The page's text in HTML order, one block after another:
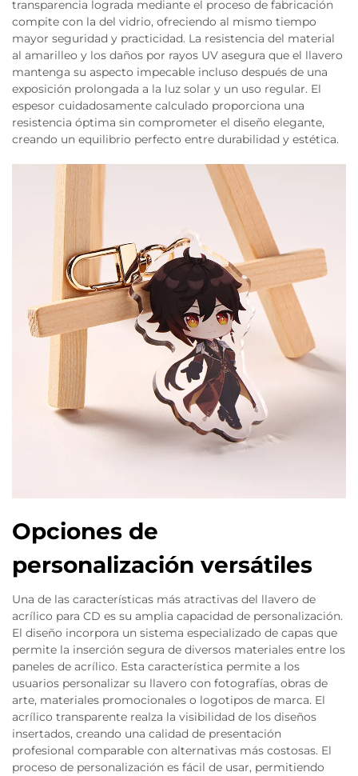
transparencia lograda mediante el proceso de fabricación
compite con la del vidrio, ofreciendo al mismo tiempo
mayor seguridad y practicidad. La resistencia del material
al amarilleo y los daños por rayos UV asegura que el llavero
mantenga su aspecto impecable incluso después de una
exposición prolongada a la luz solar y un uso regular. El
espesor cuidadosamente calculado proporciona una
resistencia óptima sin comprometer el diseño elegante,
creando un equilibrio perfecto entre durabilidad y estética.
Opciones de
personalización versátiles
Una de las características más atractivas del llavero de
acrílico para CD es su amplia capacidad de personalización.
El diseño incorpora un sistema especializado de capas que
permite la inserción segura de diversos materiales entre los
paneles de acrílico. Esta característica permite a los
usuarios personalizar su llavero con fotografías, obras de
arte, materiales promocionales o logotipos de marca. El
acrílico transparente realza la visibilidad de los diseños
insertados, creando una calidad de presentación
profesional comparable con alternativas más costosas. El
proceso de personalización es fácil de usar, permitiendo